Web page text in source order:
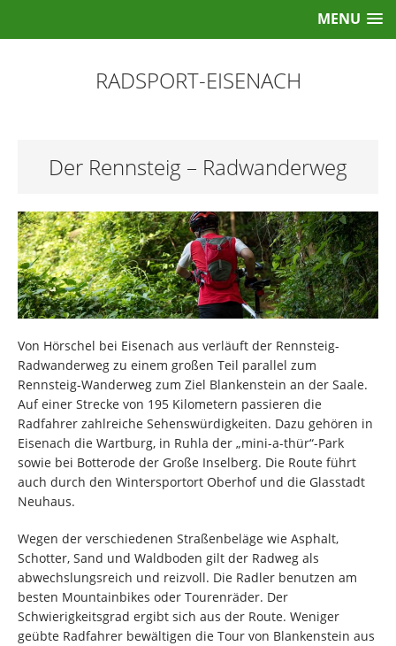
MENU
RADSPORT-EISENACH
Der Rennsteig – Radwanderweg
Von Hörschel bei Eisenach aus verläuft der Rennsteig-
Radwanderweg zu einem großen Teil parallel zum
Rennsteig-Wanderweg zum Ziel Blankenstein an der Saale.
Auf einer Strecke von 195 Kilometern passieren die
Radfahrer zahlreiche Sehenswürdigkeiten. Dazu gehören in
Eisenach die Wartburg, in Ruhla der „mini-a-thür“-Park
sowie bei Botterode der Große Inselberg. Die Route führt
auch durch den Wintersportort Oberhof und die Glasstadt
Neuhaus.
Wegen der verschiedenen Straßenbeläge wie Asphalt,
Schotter, Sand und Waldboden gilt der Radweg als
abwechslungsreich und reizvoll. Die Radler benutzen am
besten Mountainbikes oder Tourenräder. Der
Schwierigkeitsgrad ergibt sich aus der Route. Weniger
geübte Radfahrer bewältigen die Tour von Blankenstein aus